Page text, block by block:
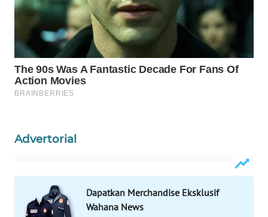
Advertorial
Dapatkan Merchandise Eksklusif
Wahana News
CO ID
WAHANANEWS
NET
WAHANA
SPORT
UMKM
SELEB